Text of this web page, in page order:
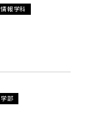
報学科
部